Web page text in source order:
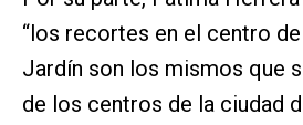
“los recortes en el centro
Jardín son los mismos que
de los centros de la ciudad